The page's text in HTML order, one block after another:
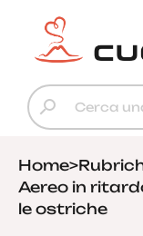
Home>
Aereo in
le ostriche